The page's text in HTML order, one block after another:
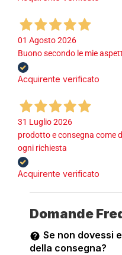
01 Agosto 2026
Buono secondo le mie
Acquirente verificato
31 Luglio 2026
prodotto e consegna come
ogni richiesta
Acquirente verificato
Domande
Se non dovessi
della consegna?